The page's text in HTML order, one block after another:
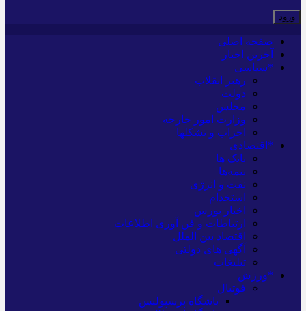
صفحه اصلی
آخرین اخبار
*سیاسی
رهبر انقلاب
دولت
مجلس
وزارت امور خارجه
احزاب و تشکلها
*اقتصادی
بانک ها
بیمه‌ها
نفت و انرژی
استخدام
اخبار بورس
ارتباطات و فن آوری اطلاعات
اقتصاد بین الملل
آگهی های دولتی
تبلیغات
*ورزش
فوتبال
باشگاه پرسپولیس